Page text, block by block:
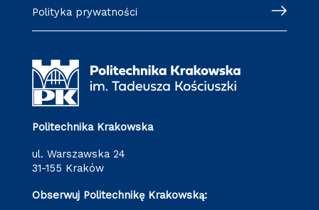
Polityka prywatności
Politechnika Krakowska
ul. Warszawska 24
31-155 Kraków
Obserwuj Politechnikę Krakowską: